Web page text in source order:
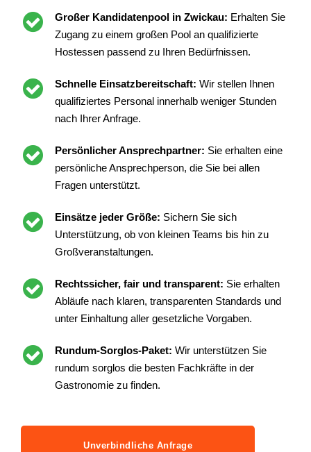
Großer Kandidatenpool in Zwickau: Erhalten Sie
Zugang zu einem großen Pool an qualifizierte
Hostessen passend zu Ihren Bedürfnissen.
Schnelle Einsatzbereitschaft: Wir stellen Ihnen
qualifiziertes Personal innerhalb weniger Stunden
nach Ihrer Anfrage.
Persönlicher Ansprechpartner: Sie erhalten eine
persönliche Ansprechperson, die Sie bei allen
Fragen unterstützt.
Einsätze jeder Größe: Sichern Sie sich
Unterstützung, ob von kleinen Teams bis hin zu
Großveranstaltungen.
Rechtssicher, fair und transparent: Sie erhalten
Abläufe nach klaren, transparenten Standards und
unter Einhaltung aller gesetzliche Vorgaben.
Rundum-Sorglos-Paket: Wir unterstützen Sie
rundum sorglos die besten Fachkräfte in der
Gastronomie zu finden.
Unverbindliche Anfrage